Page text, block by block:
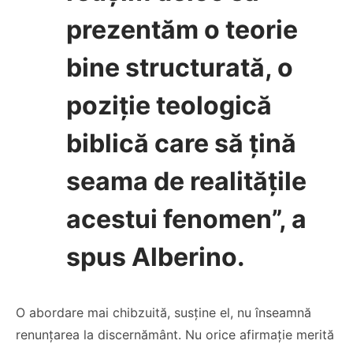
prezentăm o teorie
bine structurată, o
poziție teologică
biblică care să țină
seama de realitățile
acestui fenomen”, a
spus Alberino.
O abordare mai chibzuită, susține el, nu înseamnă
renunțarea la discernământ. Nu orice afirmație merită